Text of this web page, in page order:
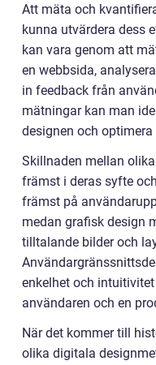
Att mäta och
kunna utvärdera dess
kan vara genom att
en webbsida,
in feedback från
mätningar kan man
designen och
Skillnaden mellan
främst i deras syfte
främst på
medan grafisk design
tilltalande bilder och
enkelhet och
användaren och en
När det kommer till
olika digitala